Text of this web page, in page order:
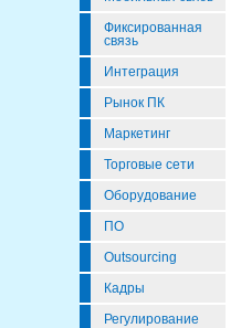
Фиксированная
связь
Интеграция
Рынок ПК
Маркетинг
Торговые сети
Оборудование
ПО
Outsourcing
Кадры
Регулирование